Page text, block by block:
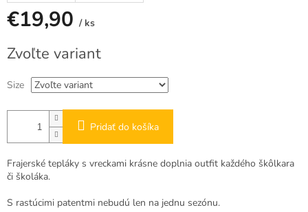
€19,90 / ks
cena:
Zvoľte variant
Size
Pridať do košíka
Frajerské tepláky s vreckami krásne doplnia outfit každého škôlkara
či školáka.
S rastúcimi patentmi nebudú len na jednu sezónu.